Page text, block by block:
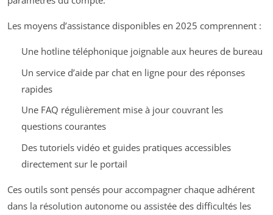
Les moyens d’assistance disponibles en 2025 comprennent :
Une hotline téléphonique joignable aux heures de bureau
Un service d’aide par chat en ligne pour des réponses
rapides
Une FAQ régulièrement mise à jour couvrant les
questions courantes
Des tutoriels vidéo et guides pratiques accessibles
directement sur le portail
Ces outils sont pensés pour accompagner chaque adhérent
dans la résolution autonome ou assistée des difficultés les